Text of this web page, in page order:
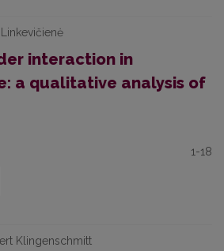
interaction in
a qualitative analysis of
1-18
Klingenschmitt